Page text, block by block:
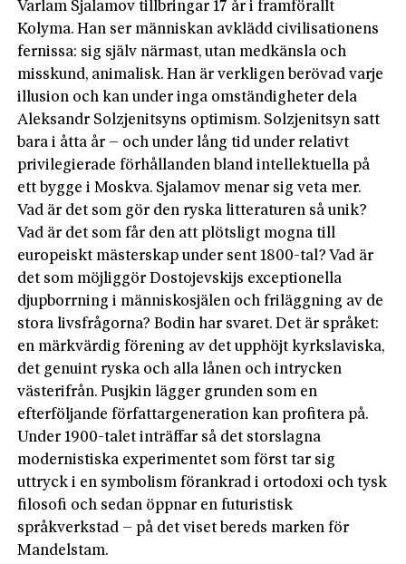
Varlam Sjalamov tillbringar 17 år i framförallt
Kolyma. Han ser människan­ avklädd civilisationens
fernissa: sig själv närmast, utan medkänsla och
misskund, animalisk. Han är verkligen berövad varje
illusion och kan under inga omständigheter dela
Aleksandr Solzjenitsyns optimism. Solzjenitsyn satt
bara i åtta år – och under lång tid under relativt
privilegierade förhållanden bland intellektuella på
ett bygge i Moskva. Sjalamov menar sig veta mer.
Vad är det som gör den ryska litteraturen så unik?
Vad är det som får den att plötsligt mogna till
europeiskt mästerskap under sent 1800-tal? Vad är
det som möjliggör Dostojevskijs exceptionella
djupborrning i människosjälen och friläggning av de
stora livsfrågorna? Bodin har svaret. Det är språket:
en märkvärdig förening av det upphöjt kyrkslaviska,
det genuint ryska och alla lånen och intrycken
västerifrån. Pusjkin lägger grunden som en
efterföljande författargeneration kan profitera på.
Under 1900-talet inträffar så det storslagna
modernistiska experimentet som först tar sig
uttryck i en symbolism förankrad i ortodoxi och tysk
filosofi och sedan öppnar en futuristisk
språkverkstad – på det viset bereds marken för
Mandelstam.